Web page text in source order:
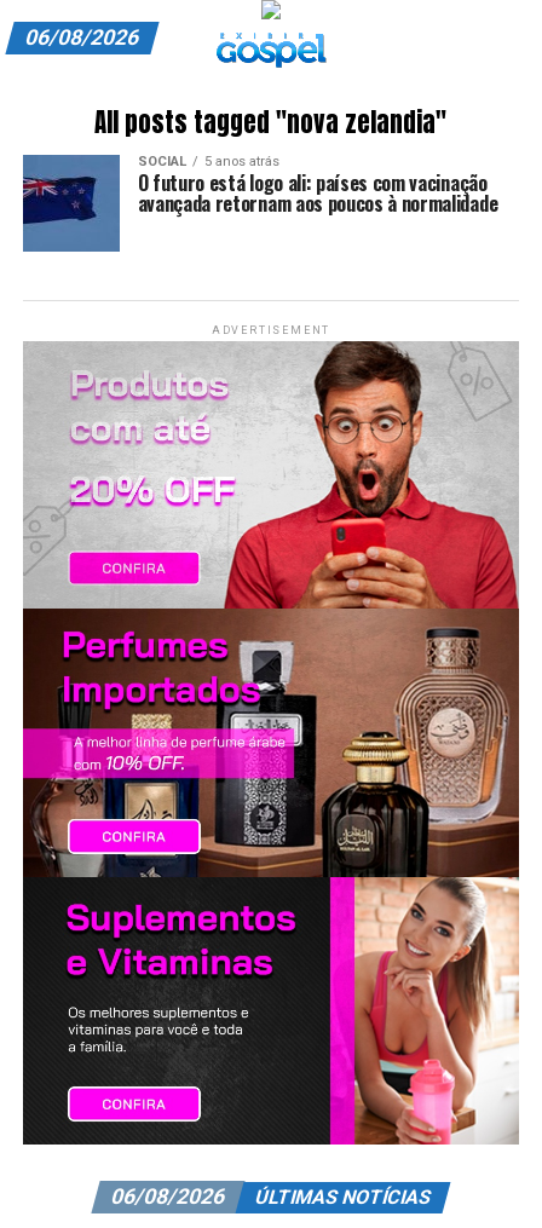
ASSINE
CARRINHO
EDITORIAL
EXPEDIENTE
FINALIZAR COMPRA
HOME
LANÇAMENTOS
06/08/2026
All posts tagged "nova zelandia"
SOCIAL 5 anos atrás
O futuro está logo ali: países com vacinação
avançada retornam aos poucos à normalidade
ADVERTISEMENT
06/08/2026 ÚLTIMAS NOTÍCIAS